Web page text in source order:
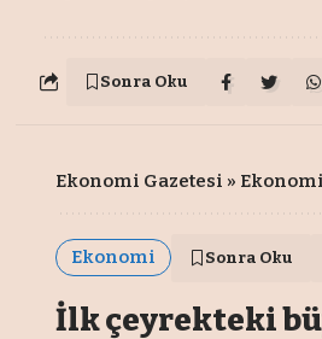
Sonra Oku
Ekonomi Gazetesi » Ekonomi
Ekonomi Sonra Oku
İlk çeyrekteki